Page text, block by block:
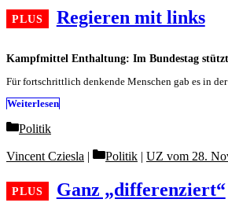
Kampfmittel Enthaltung: Im Bundestag
Regieren mit links
Für fortschrittlich denkende Menschen gab es in
Weiterlesen
Categories
Politik
Ganz „differenziert“
Vincent Cziesla Categories
Politik | UZ vom 28.